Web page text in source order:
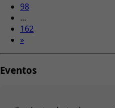
98
...
162
»
Eventos